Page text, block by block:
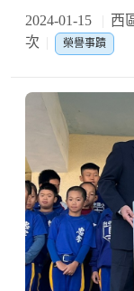
2024-01-15 西
次
榮譽事蹟